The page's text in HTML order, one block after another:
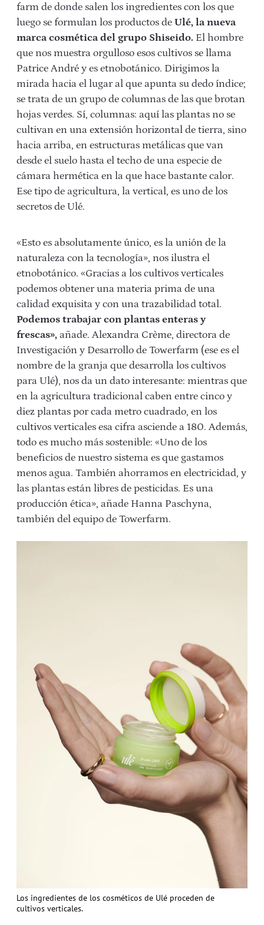
farm de donde salen los ingredientes con los que
luego se formulan los productos de Ulé, la nueva
marca cosmética del grupo Shiseido. El hombre
que nos muestra orgulloso esos cultivos se llama
Patrice André y es etnobotánico. Dirigimos la
mirada hacia el lugar al que apunta su dedo índice;
se trata de un grupo de columnas de las que brotan
hojas verdes. Sí, columnas: aquí las plantas no se
cultivan en una extensión horizontal de tierra, sino
hacia arriba, en estructuras metálicas que van
desde el suelo hasta el techo de una especie de
cámara hermética en la que hace bastante calor.
Ese tipo de agricultura, la vertical, es uno de los
secretos de Ulé.
«Esto es absolutamente único, es la unión de la
naturaleza con la tecnología», nos ilustra el
etnobotánico. «Gracias a los cultivos verticales
podemos obtener una materia prima de una
calidad exquisita y con una trazabilidad total.
Podemos trabajar con plantas enteras y
frescas», añade. Alexandra Crème, directora de
Investigación y Desarrollo de Towerfarm (ese es el
nombre de la granja que desarrolla los cultivos
para Ulé), nos da un dato interesante: mientras que
en la agricultura tradicional caben entre cinco y
diez plantas por cada metro cuadrado, en los
cultivos verticales esa cifra asciende a 180. Además,
todo es mucho más sostenible: «Uno de los
beneficios de nuestro sistema es que gastamos
menos agua. También ahorramos en electricidad, y
las plantas están libres de pesticidas. Es una
producción ética», añade Hanna Paschyna,
también del equipo de Towerfarm.
Los ingredientes de los cosméticos de Ulé proceden de
cultivos verticales.